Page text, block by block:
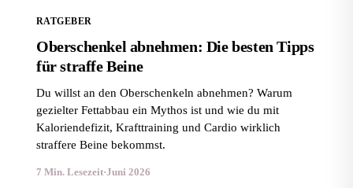
RATGEBER
Oberschenkel abnehmen: Die besten Tipps
für straffe Beine
Du willst an den Oberschenkeln abnehmen? Warum
gezielter Fettabbau ein Mythos ist und wie du mit
Kaloriendefizit, Krafttraining und Cardio wirklich
straffere Beine bekommst.
7 Min. Lesezeit·Juni 2026